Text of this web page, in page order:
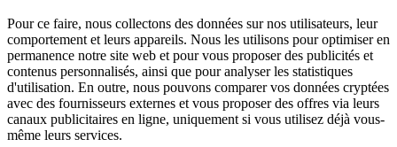
Pour ce faire, nous collectons des données sur nos utilisateurs, leur
comportement et leurs appareils. Nous les utilisons pour optimiser en
permanence notre site web et pour vous proposer des publicités et
contenus personnalisés, ainsi que pour analyser les statistiques
d'utilisation. En outre, nous pouvons comparer vos données cryptées
avec des fournisseurs externes et vous proposer des offres via leurs
canaux publicitaires en ligne, uniquement si vous utilisez déjà vous-
même leurs services.